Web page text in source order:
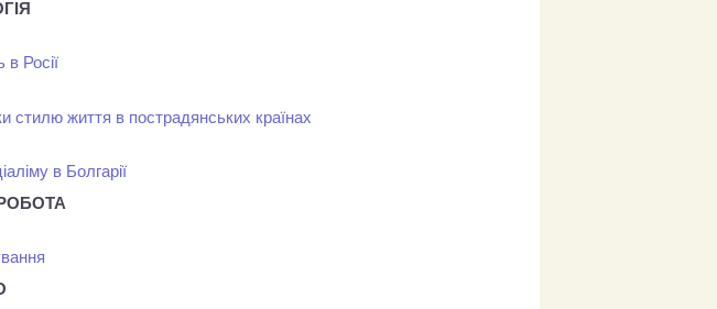
Росії
стилю життя в пострадянських країнах
в Болгарії